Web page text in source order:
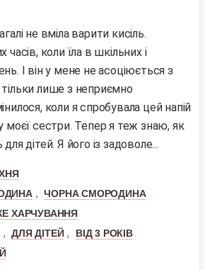
коли їла в шкільних і
І він у мене не асоціюється з
лише з неприємно
коли я спробувала цей напій
моєї сестри. Тепер я теж знаю, як
дітей. Я його із задоволе...
, ЧОРНА СМОРОДИНА
ХАРЧУВАННЯ
, ДЛЯ ДІТЕЙ ,
ВІД 3 РОКІВ